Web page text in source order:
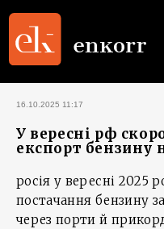
16.10.2025 11:17
У вересні рф
експорт бензину
росія у вересні 2025
постачання бензину
через порти й